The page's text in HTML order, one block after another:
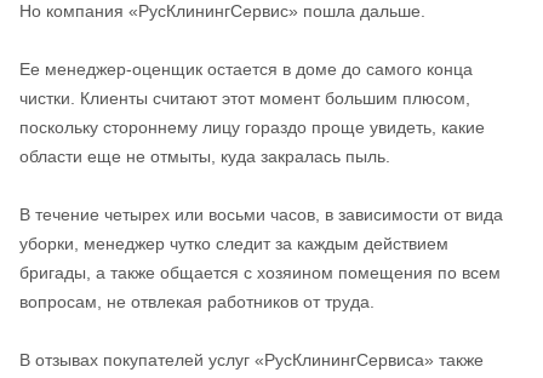
Но компания «РусКлинингСервис» пошла дальше.
Ее менеджер-оценщик остается в доме до самого конца
чистки. Клиенты считают этот момент большим плюсом,
поскольку стороннему лицу гораздо проще увидеть, какие
области еще не отмыты, куда закралась пыль.
В течение четырех или восьми часов, в зависимости от вида
уборки, менеджер чутко следит за каждым действием
бригады, а также общается с хозяином помещения по всем
вопросам, не отвлекая работников от труда.
В отзывах покупателей услуг «РусКлинингСервиса» также